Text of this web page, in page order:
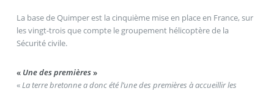
La base de Quimper est la cinquième mise en place en France, sur
les vingt-trois que compte le groupement hélicoptère de la
Sécurité civile.
« Une des premières»
«La terre bretonne a donc été l’une des premières à accueillir les